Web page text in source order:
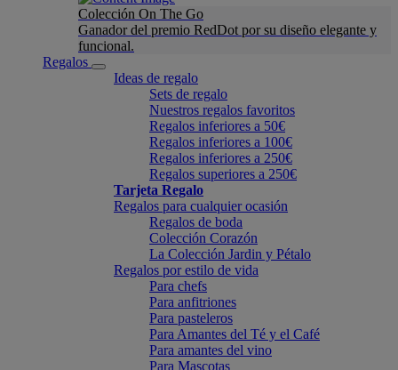
Colección On The Go
Ganador del premio RedDot por su diseño elegante y
funcional.
Regalos
Ideas de regalo
Sets de regalo
Nuestros regalos favoritos
Regalos inferiores a 50€
Regalos inferiores a 100€
Regalos inferiores a 250€
Regalos superiores a 250€
Tarjeta Regalo
Regalos para cualquier ocasión
Regalos de boda
Colección Corazón
La Colección Jardin y Pétalo
Regalos por estilo de vida
Para chefs
Para anfitriones
Para pasteleros
Para Amantes del Té y el Café
Para amantes del vino
Para Mascotas